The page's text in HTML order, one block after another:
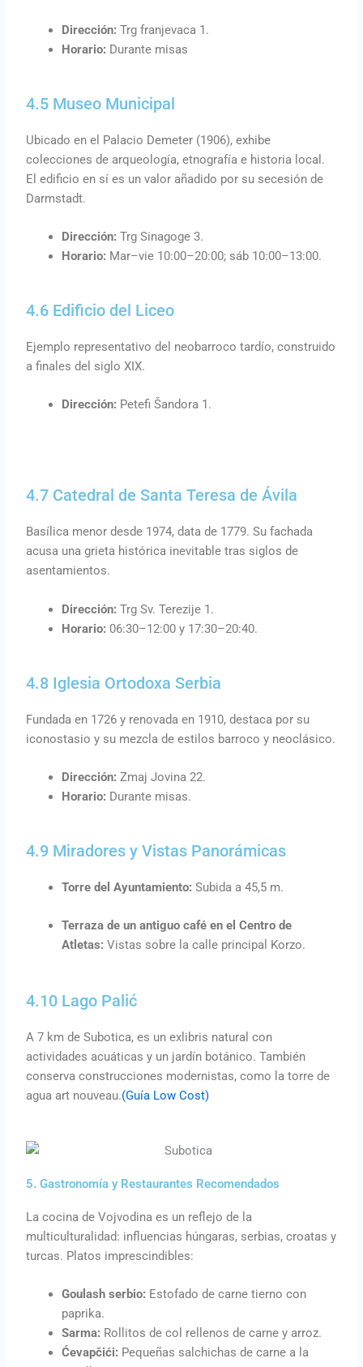
Dirección: Trg franjevaca 1.
Horario: Durante misas
4.5 Museo Municipal
Ubicado en el Palacio Demeter (1906), exhibe
colecciones de arqueología, etnografía e historia local.
El edificio en sí es un valor añadido por su secesión de
Darmstadt.
Dirección: Trg Sinagoge 3.
Horario: Mar–vie 10:00–20:00; sáb 10:00–13:00.
4.6 Edificio del Liceo
Ejemplo representativo del neobarroco tardío, construido
a finales del siglo XIX.
Dirección: Petefi Šandora 1.
4.7 Catedral de Santa Teresa de Ávila
Basílica menor desde 1974, data de 1779. Su fachada
acusa una grieta histórica inevitable tras siglos de
asentamientos.
Dirección: Trg Sv. Terezije 1.
Horario: 06:30–12:00 y 17:30–20:40.
4.8 Iglesia Ortodoxa Serbia
Fundada en 1726 y renovada en 1910, destaca por su
iconostasio y su mezcla de estilos barroco y neoclásico.
Dirección: Zmaj Jovina 22.
Horario: Durante misas.
4.9 Miradores y Vistas Panorámicas
Torre del Ayuntamiento: Subida a 45,5 m.
Terraza de un antiguo café en el Centro de
Atletas: Vistas sobre la calle principal Korzo.
4.10 Lago Palić
A 7 km de Subotica, es un exlibris natural con
actividades acuáticas y un jardín botánico. También
conserva construcciones modernistas, como la torre de
agua art nouveau.(Guía Low Cost)
5. Gastronomía y Restaurantes Recomendados
La cocina de Vojvodina es un reflejo de la
multiculturalidad: influencias húngaras, serbias, croatas y
turcas. Platos imprescindibles:
Goulash serbio: Estofado de carne tierno con
paprika.
Sar­ma: Rollitos de col rellenos de carne y arroz.
Ćevapčići: Pequeñas salchichas de carne a la